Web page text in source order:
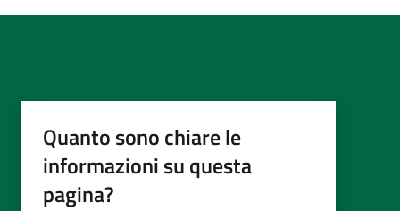
Quanto sono chiare le
informazioni su questa
pagina?